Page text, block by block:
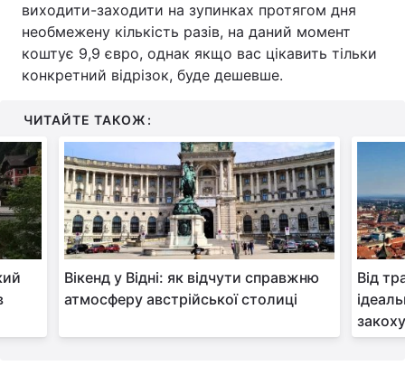
виходити-заходити на зупинках протягом дня
необмежену кількість разів, на даний момент
коштує 9,9 євро, однак якщо вас цікавить тільки
конкретний відрізок, буде дешевше.
ЧИТАЙТЕ ТАКОЖ:
Вікенд у Відні: як відчути справжню
атмосферу австрійської столиці
Від